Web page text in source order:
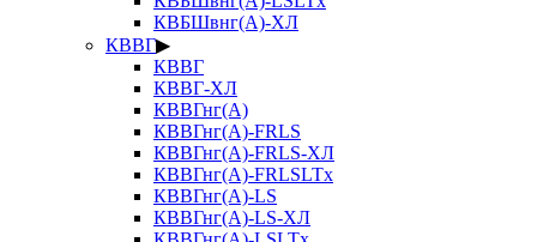
КВБШвнг(А)-ХЛ
КВВГ▶
КВВГ
КВВГ-ХЛ
КВВГнг(А)
КВВГнг(А)-FRLS
КВВГнг(А)-FRLS-ХЛ
КВВГнг(А)-FRLSLTx
КВВГнг(А)-LS
КВВГнг(А)-LS-ХЛ